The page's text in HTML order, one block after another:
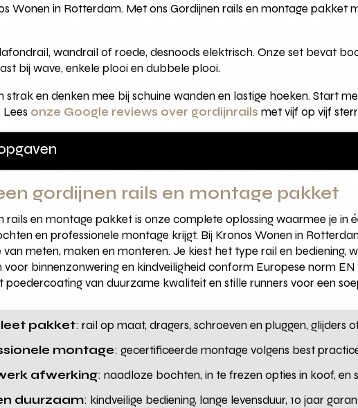
Wonen in Rotterdam. Met ons Gordijnen rails en montage
wandrail of roede, desnoods elektrisch. Onze set bevat
bij wave, enkele plooi en dubbele plooi.
strak en denken mee bij schuine wanden en lastige hoeken. Start
Lees onze Google reviews over gordijnrails met vijf op vijf
gordijnen rails en montage pakket
rails en montage pakket is onze complete oplossing waarmee je in
en professionele montage krijgt. Bij Kronos Wonen in
meten, maken en monteren. Je kiest het type rail en bediening,
voor binnenzonwering en kindveiligheid conform Europese norm
poedercoating van duurzame kwaliteit en stille runners voor een
pakket: rail op maat, dragers, schroeven en pluggen,
montage: gecertificeerde montage volgens best
afwerking: naadloze bochten, in te frezen opties in koof,
duurzaam: kindveilige bediening, lange levensduur, 10 jaar